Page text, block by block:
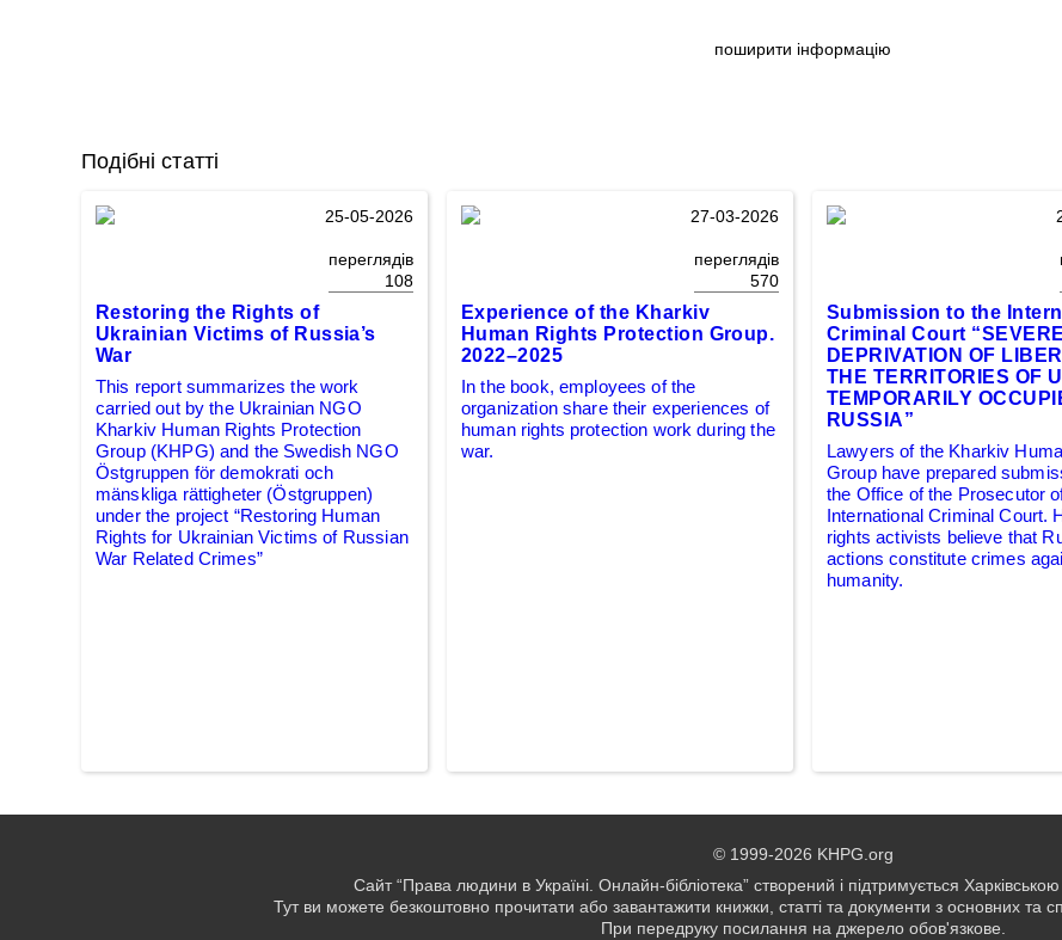
поширити інформацію
Подібні статті
25-05-2026
переглядів
108
Restoring the Rights of
Ukrainian Victims of Russia’s
War
This report summarizes the work
carried out by the Ukrainian NGO
Kharkiv Human Rights Protection
Group (KHPG) and the Swedish NGO
Östgruppen för demokrati och
mänskliga rättigheter (Östgruppen)
under the project “Restoring Human
Rights for Ukrainian Victims of Russian
War Related Crimes”
27-03-2026
переглядів
570
Experience of the Kharkiv
Human Rights Protection Group.
2022–2025
In the book, employees of the
organization share their experiences of
human rights protection work during the
war.
Submission to the
Criminal Court “SEVERE
DEPRIVATION OF
THE TERRITORIES OF
TEMPORARILY
RUSSIA”
Lawyers of the Kharkiv
Group have prepared
the Office of the Prosecutor
International Criminal Court.
rights activists believe that
actions constitute crimes
humanity.
© 1999-2026 KHPG.org
Сайт “Права людини в Україні. Онлайн-бібліотека” створений і підтримується
Тут ви можете безкоштовно прочитати або завантажити книжки, статті та документи з основних та
При передруку посилання на джерело обов'язкове.